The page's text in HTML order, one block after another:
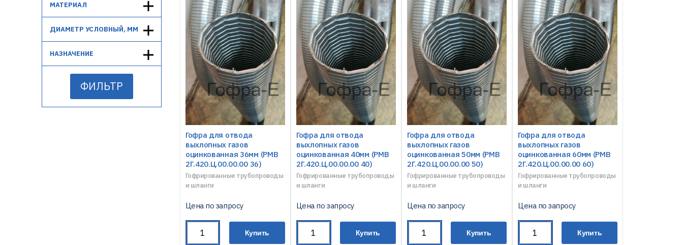
МАТЕРИАЛ
ДИАМЕТР УСЛОВНЫЙ, ММ
НАЗНАЧЕНИЕ
ФИЛЬТР
Гофра для отвода
выхлопных газов
оцинкованная 36мм (РМВ
2Г.420.Ц.00.00.00 36)
Гофрированные трубопроводы
и шланги
Цена по запросу
Купить
Гофра для отвода
выхлопных газов
оцинкованная 40мм (РМВ
2Г.420.Ц.00.00.00 40)
Гофрированные трубопроводы
и шланги
Цена по запросу
Купить
Гофра для отвода
выхлопных газов
оцинкованная 50мм (РМВ
2Г.420.Ц.00.00.00 50)
Гофрированные трубопроводы
и шланги
Цена по запросу
Купить
Гофра для отвода
выхлопных газов
оцинкованная 60мм (РМВ
2Г.420.Ц.00.00.00 60)
Гофрированные трубопроводы
и шланги
Цена по запросу
Купить